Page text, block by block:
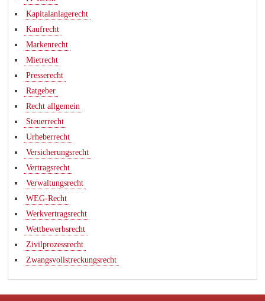
Kapitalanlagerecht
Kaufrecht
Markenrecht
Mietrecht
Presserecht
Ratgeber
Recht allgemein
Steuerrecht
Urheberrecht
Versicherungsrecht
Vertragsrecht
Verwaltungsrecht
WEG-Recht
Werkvertragsrecht
Wettbewerbsrecht
Zivilprozessrecht
Zwangsvollstreckungsrecht